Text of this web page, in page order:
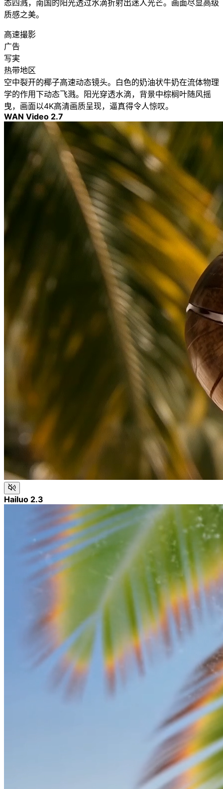
态四溅，南国的阳光透过水滴折射出迷人光芒。画面尽显高级
质感之美。
高速撮影
广告
写実
热带地区
空中裂开的椰子高速动态镜头。白色的奶油状牛奶在流体物理
学的作用下动态飞溅。阳光穿透水滴，背景中棕榈叶随风摇
曳，画面以4K高清画质呈现，逼真得令人惊叹。
WAN Video 2.7
Hailuo 2.3